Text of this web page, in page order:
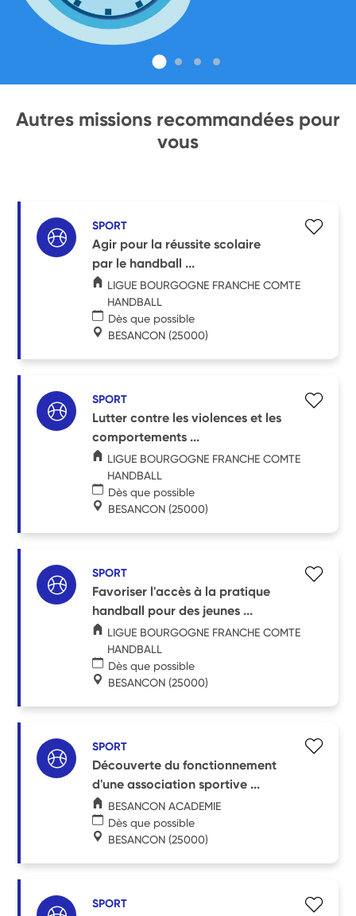
Autres missions recommandées pour
vous
SPORT
Agir pour la réussite scolaire
par le handball ...
LIGUE BOURGOGNE FRANCHE COMTE
HANDBALL
Dès que possible
BESANCON (25000)
SPORT
Lutter contre les violences et les
comportements ...
LIGUE BOURGOGNE FRANCHE COMTE
HANDBALL
Dès que possible
BESANCON (25000)
SPORT
Favoriser l'accès à la pratique
handball pour des jeunes ...
LIGUE BOURGOGNE FRANCHE COMTE
HANDBALL
Dès que possible
BESANCON (25000)
SPORT
Découverte du fonctionnement
d'une association sportive ...
BESANCON ACADEMIE
Dès que possible
BESANCON (25000)
SPORT